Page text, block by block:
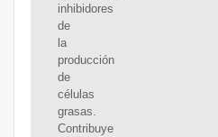
inhibidores
de
la
producción
de
células
grasas.
Contribuye